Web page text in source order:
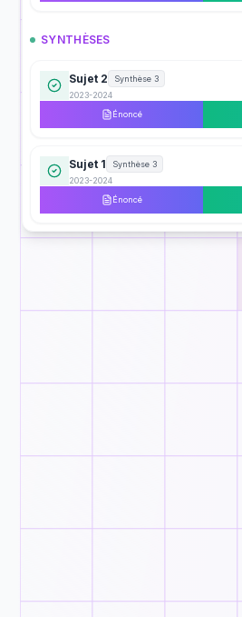
SYNTHÈSES
Sujet 2
Synthèse 3
2023-2024
Énoncé
Sujet 1
Synthèse 3
2023-2024
Énoncé